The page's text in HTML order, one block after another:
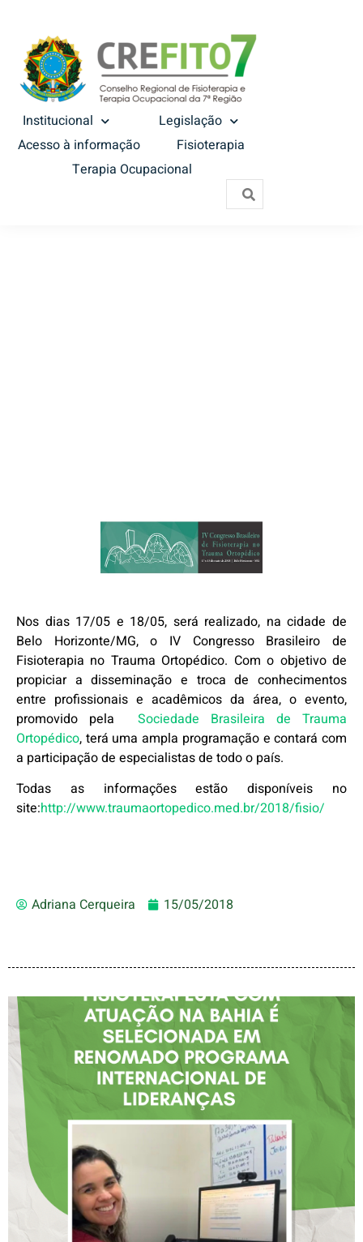
Institucional
Legislação
Acesso à informação
Fisioterapia
Terapia Ocupacional
Nos dias 17/05 e 18/05, será realizado, na cidade de
Belo Horizonte/MG, o IV Congresso Brasileiro de
Fisioterapia no Trauma Ortopédico. Com o objetivo de
propiciar a disseminação e troca de conhecimentos
entre profissionais e acadêmicos da área, o evento,
promovido pela Sociedade Brasileira de Trauma
Ortopédico, terá uma ampla programação e contará com
a participação de especialistas de todo o país.
Todas as informações estão disponíveis no
site:http://www.traumaortopedico.med.br/2018/fisio/
Adriana Cerqueira 15/05/2018
FISIOTERAPEUTA COM
ATUAÇÃO NA BAHIA É
SELECIONADA EM
RENOMADO PROGRAMA
INTERNACIONAL DE
LIDERANÇAS